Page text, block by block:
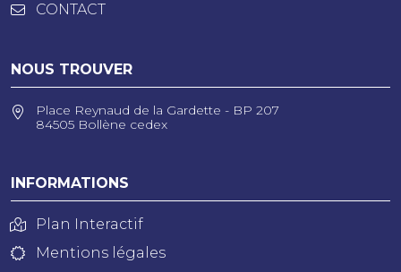
CONTACT
NOUS TROUVER
Place Reynaud de la Gardette - BP 207
84505 Bollène cedex
INFORMATIONS
Plan Interactif
Mentions légales